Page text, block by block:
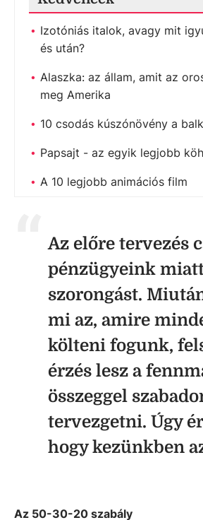
Izotóniás italok, avagy mit
és után?
Alaszka: az állam, amit az
meg Amerika
10 csodás kúszónövény a
Papsajt - az egyik legjobb
A 10 legjobb animációs film
Az előre tervezés
pénzügyeink
szorongást.
mi az, amire
költeni fogunk,
érzés lesz a
összeggel
tervezgetni. Úgy
hogy kezünkben
Az 50-30-20 szabály